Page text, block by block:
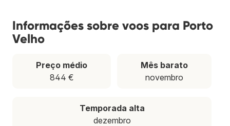
Informações sobre voos para Porto
Velho
Preço médio
844 €
Mês barato
novembro
Temporada alta
dezembro